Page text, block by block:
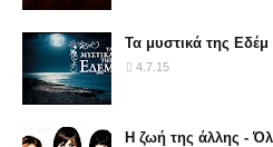
Τα μυστικά της
4.7.15
Η ζωή της άλλης -